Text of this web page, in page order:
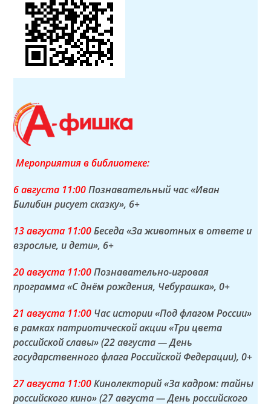
Мероприятия в библиотеке:
6 августа 11:00Познавательный час «Иван
Билибин рисует сказку», 6+
13 августа 11:00Беседа «За животных в ответе и
взрослые, и дети», 6+
20 августа 11:00Познавательно-игровая
программа «С днём рождения, Чебурашка», 0+
21 августа 11:00 Час истории «Под флагом России»
в рамках патриотической акции «Три цвета
российской славы» (22 августа — День
государственного флага Российской Федерации), 0+
27 августа 11:00Кинолекторий «За кадром: тайны
российского кино» (27 августа — День российского